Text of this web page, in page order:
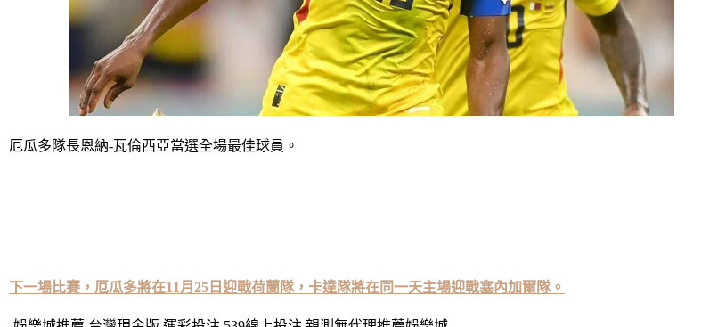
厄瓜多隊長恩納-瓦倫西亞當選全場最佳球員。
下一場比賽，厄瓜多將在11月25日迎戰荷蘭隊，卡達隊將在同一天主場迎戰塞內加爾隊。